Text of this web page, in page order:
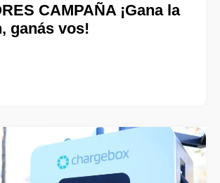
CAMPAÑA ¡Gana la
ganás vos!